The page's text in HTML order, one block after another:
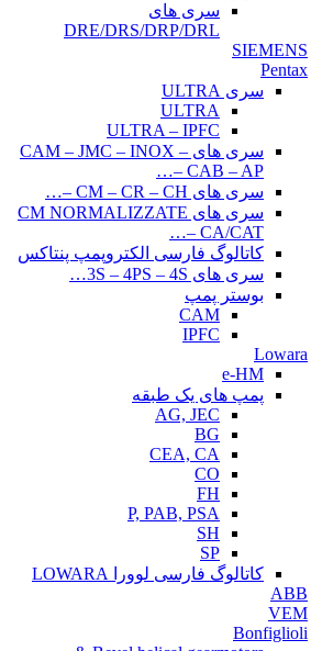
سری های
DRE/DRS/DRP/DRL
SIEMENS
Pentax
سری ULTRA
ULTRA
ULTRA – IPFC
سری های CAM – JMC – INOX –
CAB – AP –…
سری های CM – CR – CH –…
سری های CM NORMALIZZATE
– CA/CAT…
کاتالوگ فارسی الکتروپمپ پنتاکس
سری های 3S – 4PS – 4S…
بوستر پمپ
CAM
IPFC
Lowara
e-HM
پمپ های یک طبقه
AG, JEC
BG
CEA, CA
CO
FH
P, PAB, PSA
SH
SP
کاتالوگ فارسی لوورا LOWARA
ABB
VEM
Bonfiglioli